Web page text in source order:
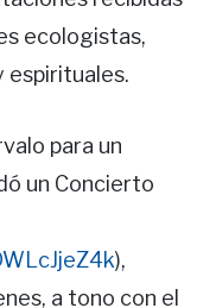
ecologistas,
espirituales.
para un
un Concierto
),
a tono con el